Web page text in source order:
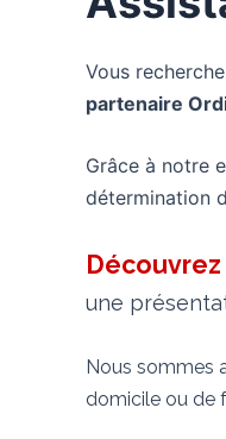
Vous
partenaire
Grâce à notre
détermination
une
Nous sommes
domicile ou de